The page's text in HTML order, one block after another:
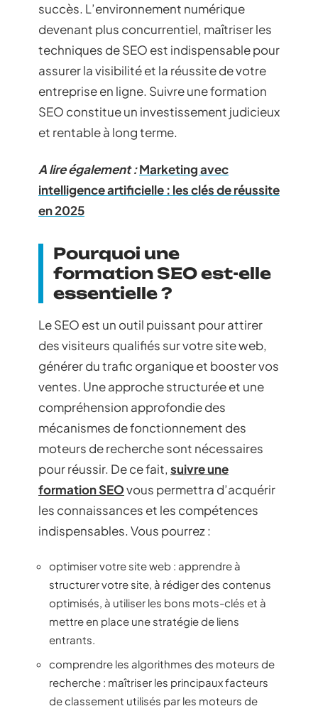
succès. L’environnement numérique
devenant plus concurrentiel, maîtriser les
techniques de SEO est indispensable pour
assurer la visibilité et la réussite de votre
entreprise en ligne. Suivre une formation
SEO constitue un investissement judicieux
et rentable à long terme.
A lire également :Marketing avec
intelligence artificielle : les clés de réussite
en 2025
Pourquoi une
formation SEO est-elle
essentielle ?
Le SEO est un outil puissant pour attirer
des visiteurs qualifiés sur votre site web,
générer du trafic organique et booster vos
ventes. Une approche structurée et une
compréhension approfondie des
mécanismes de fonctionnement des
moteurs de recherche sont nécessaires
pour réussir. De ce fait, suivre une
formation SEOvous permettra d’acquérir
les connaissances et les compétences
indispensables. Vous pourrez :
optimiser votre site web : apprendre à
structurer votre site, à rédiger des contenus
optimisés, à utiliser les bons mots-clés et à
mettre en place une stratégie de liens
entrants.
comprendre les algorithmes des moteurs de
recherche : maîtriser les principaux facteurs
de classement utilisés par les moteurs de